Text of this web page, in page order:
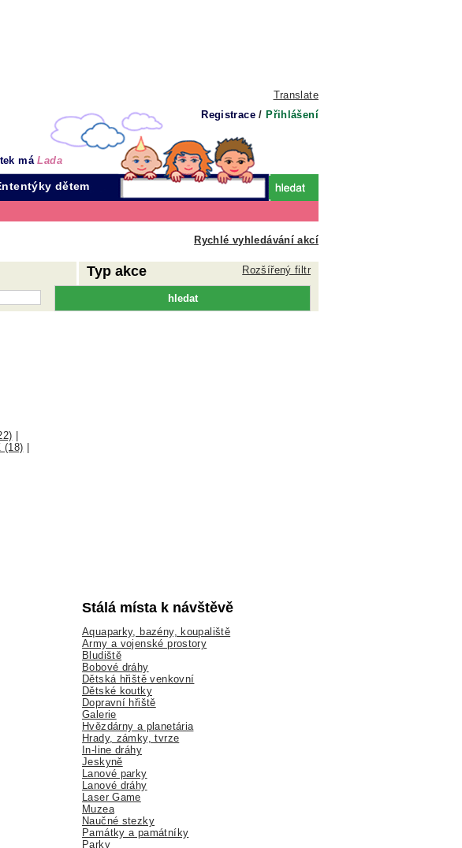
Translate
Registrace / Přihlášení
máLada
dětem
Rychlé vyhledávání akcí
Typ akce Rozšířený filtr
(18)
Stálá místa k návštěvě
Aquaparky, bazény, koupaliště
Army a vojenské prostory
Bludiště
Bobové dráhy
Dětská hřiště venkovní
Dětské koutky
Dopravní hřiště
Galerie
Hvězdárny a planetária
Hrady, zámky, tvrze
In-line dráhy
Jeskyně
Lanové parky
Lanové dráhy
Laser Game
Muzea
Naučné stezky
Památky a památníky
Parky